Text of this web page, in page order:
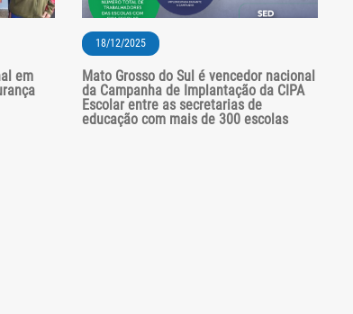
em
18/12/2025
Mato Grosso do Sul é vencedor nacional
da Campanha de Implantação da CIPA
Escolar entre as secretarias de
educação com mais de 300 escolas